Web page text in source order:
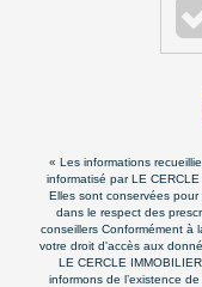
« Les informations
informatisé par LE
Elles sont conservées
dans le respect des
conseillers Conformément à
votre droit d'accès aux
LE CERCLE
informons de l’existence